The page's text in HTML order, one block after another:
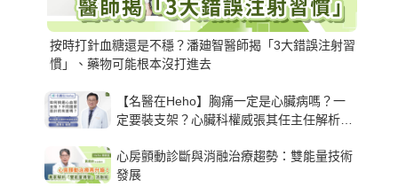
按時打針血糖還是不穩？潘廸智醫師揭「3大錯誤注射習
慣」、藥物可能根本沒打進去
【名醫在Heho】胸痛一定是心臟病嗎？一
定要裝支架？心臟科權威張其任主任解析支
心房顫動診斷與消融治療趨勢：雙能量技術
發展